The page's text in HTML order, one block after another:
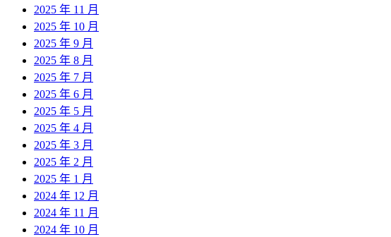
2025 年 11 月
2025 年 10 月
2025 年 9 月
2025 年 8 月
2025 年 7 月
2025 年 6 月
2025 年 5 月
2025 年 4 月
2025 年 3 月
2025 年 2 月
2025 年 1 月
2024 年 12 月
2024 年 11 月
2024 年 10 月